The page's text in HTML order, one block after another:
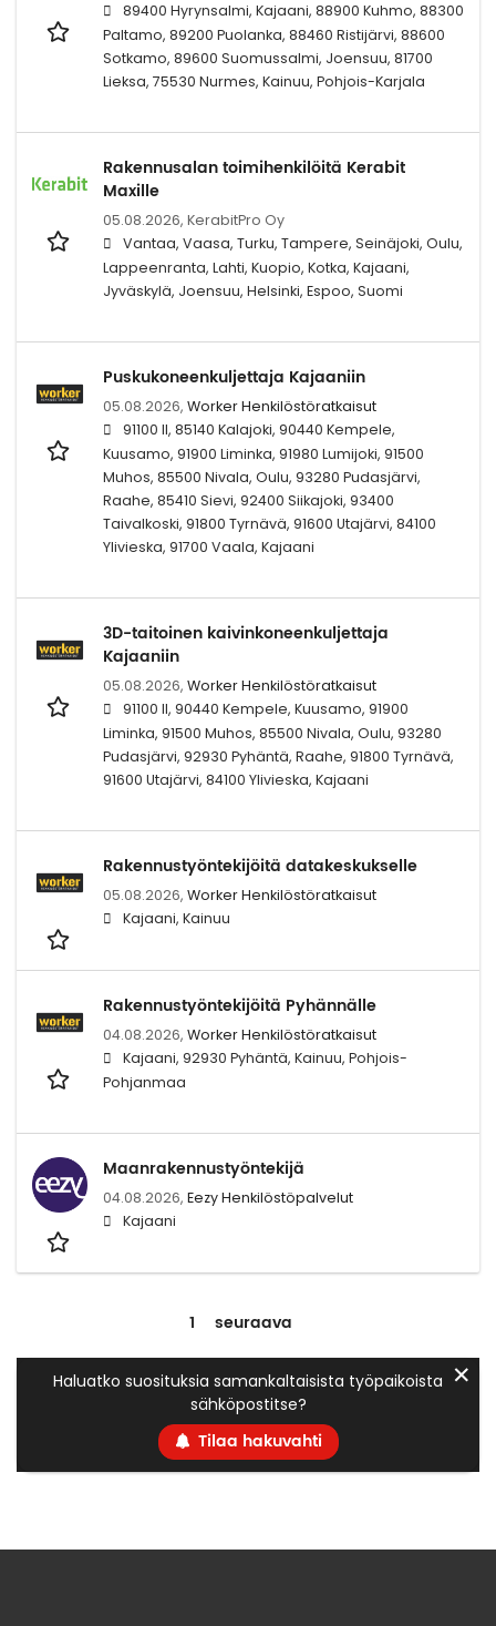
89400 Hyrynsalmi, Kajaani, 88900 Kuhmo, 88300
Paltamo, 89200 Puolanka, 88460 Ristijärvi, 88600
Sotkamo, 89600 Suomussalmi, Joensuu, 81700
Lieksa, 75530 Nurmes, Kainuu, Pohjois-Karjala
Rakennusalan toimihenkilöitä Kerabit
Maxille
05.08.2026, KerabitPro Oy
Vantaa, Vaasa, Turku, Tampere, Seinäjoki, Oulu,
Lappeenranta, Lahti, Kuopio, Kotka, Kajaani,
Jyväskylä, Joensuu, Helsinki, Espoo, Suomi
Puskukoneenkuljettaja Kajaaniin
05.08.2026, Worker Henkilöstöratkaisut
91100 II, 85140 Kalajoki, 90440 Kempele,
Kuusamo, 91900 Liminka, 91980 Lumijoki, 91500
Muhos, 85500 Nivala, Oulu, 93280 Pudasjärvi,
Raahe, 85410 Sievi, 92400 Siikajoki, 93400
Taivalkoski, 91800 Tyrnävä, 91600 Utajärvi, 84100
Ylivieska, 91700 Vaala, Kajaani
3D-taitoinen kaivinkoneenkuljettaja
Kajaaniin
05.08.2026, Worker Henkilöstöratkaisut
91100 II, 90440 Kempele, Kuusamo, 91900
Liminka, 91500 Muhos, 85500 Nivala, Oulu, 93280
Pudasjärvi, 92930 Pyhäntä, Raahe, 91800 Tyrnävä,
91600 Utajärvi, 84100 Ylivieska, Kajaani
Rakennustyöntekijöitä datakeskukselle
05.08.2026, Worker Henkilöstöratkaisut
Kajaani, Kainuu
Rakennustyöntekijöitä Pyhännälle
04.08.2026, Worker Henkilöstöratkaisut
Kajaani, 92930 Pyhäntä, Kainuu, Pohjois-
Pohjanmaa
Maanrakennustyöntekijä
04.08.2026, Eezy Henkilöstöpalvelut
Kajaani
1 seuraava
Haluatko suosituksia samankaltaisista työpaikoista
sähköpostitse?
Tilaa hakuvahti
✕